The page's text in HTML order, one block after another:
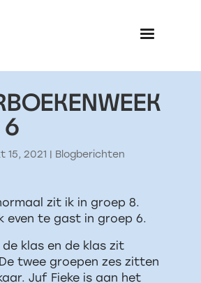
Home
Over het
6
15, 2021 | Blogberichten
zit ik in groep 8.
even te gast in groep 6.
klas en de klas zit
twee groepen zes zitten
Juf Fieke is aan het